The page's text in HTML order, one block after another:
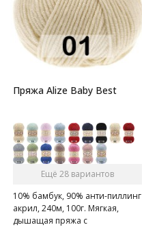
Пряжа Alize Baby Best
Ещё 28 вариантов
10% бамбук, 90% анти-пиллинг
акрил, 240м, 100г. Мягкая,
дышащая пряжа с